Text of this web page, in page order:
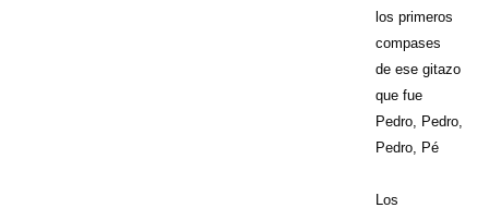
los primeros
compases
de ese gitazo
que fue
Pedro, Pedro,
Pedro, Pé
Los